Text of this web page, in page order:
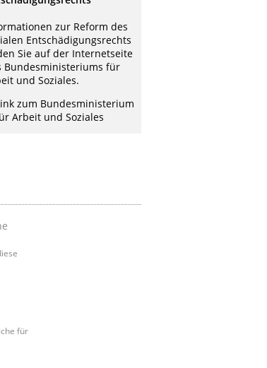
zur Reform des
Entschädigungsrechts
Sie auf der Internetseite
Bundesministeriums für
und Soziales.
zum Bundesministerium
Arbeit und Soziales
für